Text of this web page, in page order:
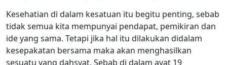
Kesehatian di dalam kesatuan itu begitu penting, sebab
tidak semua kita mempunyai pendapat, pemikiran dan
ide yang sama. Tetapi jika hal itu dilakukan didalam
kesepakatan bersama maka akan menghasilkan
sesuatu yang dahsyat. Sebab di dalam ayat 19